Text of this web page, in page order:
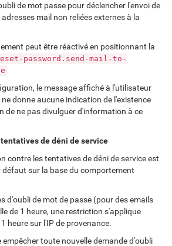
de mot passe pour déclencher l'envoi de
mail non reliées externes à la
peut être réactivé en positionnant la
password.send-mail-to-
le message affiché à l'utilisateur
donne aucune indication de l'existence
de ne pas divulguer d'information à ce
de déni de service
contre les tentatives de déni de service est
sur la base du comportement
d'oubli de mot de passe (pour des emails
de 1 heure, une restriction s'applique
heure sur l'IP de provenance.
toute nouvelle demande d'oubli